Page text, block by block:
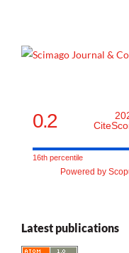
0.2
16th percentile
Powered by
Latest publications